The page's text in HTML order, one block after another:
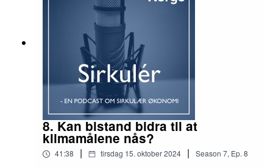
8. Kan bistand bidra til at
klimamålene nås?
41:38 | tirsdag 15. oktober 2024 | Season 7, Ep. 8